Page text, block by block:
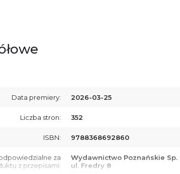
Data premiery: 2026-03-25
Liczba stron: 352
ISBN: 9788368692860
za
z przepisami:
Wydawnictwo Poznańskie Sp.
ul. Fredry 8